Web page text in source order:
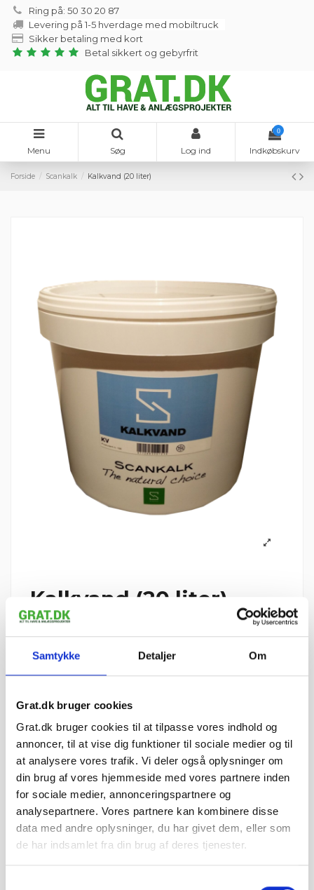
Samtykke Detaljer Om
Grat.dk bruger cookies
Grat.dk bruger cookies til at tilpasse vores indhold og
annoncer, til at vise dig funktioner til sociale medier og til
at analysere vores trafik. Vi deler også oplysninger om
din brug af vores hjemmeside med vores partnere inden
for sociale medier, annonceringspartnere og
analysepartnere. Vores partnere kan kombinere disse
data med andre oplysninger, du har givet dem, eller som
de har indsamlet fra din brug af deres tjenester.
Ring på: 50 30 20 87
Levering på 1-5 hverdage med mobiltruck
Sikker betaling med kort
Betal sikkert og gebyrfrit
Menu Søg Log ind
0
Indkøbskurv
Forside Scankalk Kalkvand (20 liter)
Kalkvand (20 liter)
Reference
431,24 kr.
Scankalk Kalkvand er en klar og mættet opløsning af
samt til fremstilling eller fortynding af kalkmælk.
1 stk.
I ALT 431,24 kr. inkl. moms
📦 Forventet levering:
tir 11. august – man 17.
august
i
⏱ Bestil inden kl. 12 —0 t 20 min— så afsendes
din ordre i dag
Leveres med medbringertruck uden merpris ·